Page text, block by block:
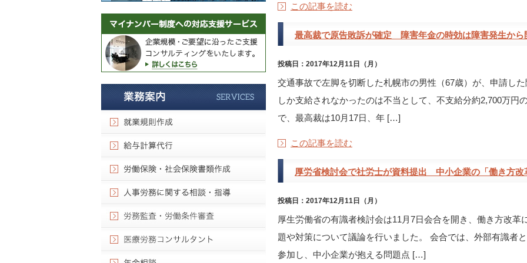
この記事を読む
最高裁で原告敗訴が確定 障害年金の時効は障害発生から
投稿日：2017年12月11日（月）
交通事故で左脚を切断した札幌市の男性（67歳）が、申請し
しか支給されなかったのは不当として、不支給分約2,700万円
で、最高裁は10月17日、年 […]
この記事を読む
厚労省検討会で社労士が資料提出 中小企業の「働き方改
投稿日：2017年12月11日（月）
厚生労働省の有識者検討会は11月7日会合を開き、働き方改
題や対策について議論を行いました。 会合では、外部有識者
参加し、中小企業が抱える問題点 […]